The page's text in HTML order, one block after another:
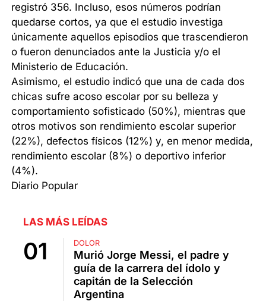
registró 356. Incluso, esos números podrían
quedarse cortos, ya que el estudio investiga
únicamente aquellos episodios que trascendieron
o fueron denunciados ante la Justicia y/o el
Ministerio de Educación.
Asimismo, el estudio indicó que una de cada dos
chicas sufre acoso escolar por su belleza y
comportamiento sofisticado (50%), mientras que
otros motivos son rendimiento escolar superior
(22%), defectos físicos (12%) y, en menor medida,
rendimiento escolar (8%) o deportivo inferior
(4%).
Diario Popular
LAS MÁS LEÍDAS
DOLOR
Murió Jorge Messi, el padre y
guía de la carrera del ídolo y
capitán de la Selección
Argentina